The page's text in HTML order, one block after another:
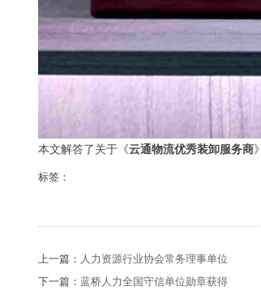
本文解答了关于《云通物流优秀装卸服务商
标签：
上一篇： 人力资源行业协会常务理事单位
下一篇： 蓝桥人力全国守信单位勋章获得